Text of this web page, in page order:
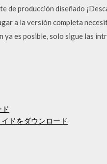
de producción diseñado
a la versión completa
es posible, solo sigue las
ドをダウンロード